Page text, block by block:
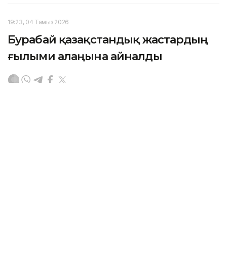
19:23, 04 Тамыз 2026
Бурабай қазақстандық жастардың
ғылыми алаңына айналды